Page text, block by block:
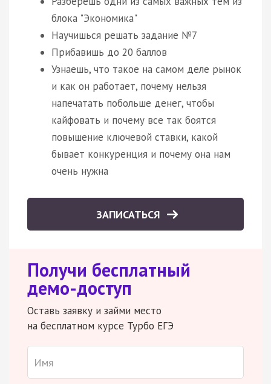
блока "Экономика"
Научишься решать задание №7
Прибавишь до 20 баллов
Узнаешь, что такое на самом деле рынок
и как он работает, почему нельзя
напечатать побольше денег, чтобы
кайфовать и почему все так боятся
повышение ключевой ставки, какой
бывает конкуренция и почему она нам
очень нужна
ЗАПИСАТЬСЯ
Получи бесплатный
демо-доступ
Оставь заявку и займи место
на бесплатном курсе Турбо ЕГЭ